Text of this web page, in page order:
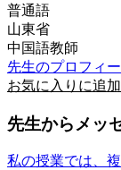
普通語
山東省
中国語教師
先生のプロフィ
お気に入りに追加
先生からメッ
私の授業では、